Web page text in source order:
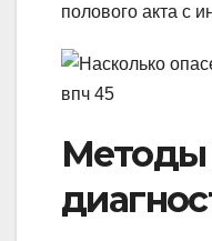
полового акта с
Методы